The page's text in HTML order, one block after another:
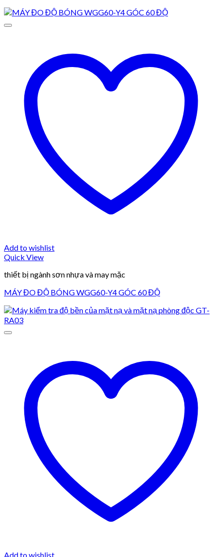
Add to wishlist
Quick View
thiết bị ngành sơn nhựa và may mặc
MÁY ĐO ĐỘ BÓNG WGG60-Y4 GÓC 60 ĐỘ
Add to wishlist